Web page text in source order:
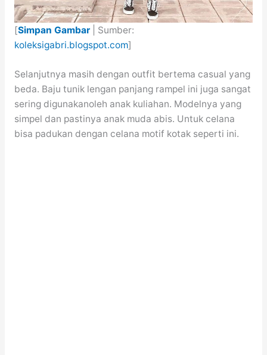
[Simpan Gambar| Sumber:
koleksigabri.blogspot.com]
Selanjutnya masih dengan outfit bertema casual yang
beda. Baju tunik lengan panjang rampel ini juga sangat
sering digunakanoleh anak kuliahan. Modelnya yang
simpel dan pastinya anak muda abis. Untuk celana
bisa padukan dengan celana motif kotak seperti ini.